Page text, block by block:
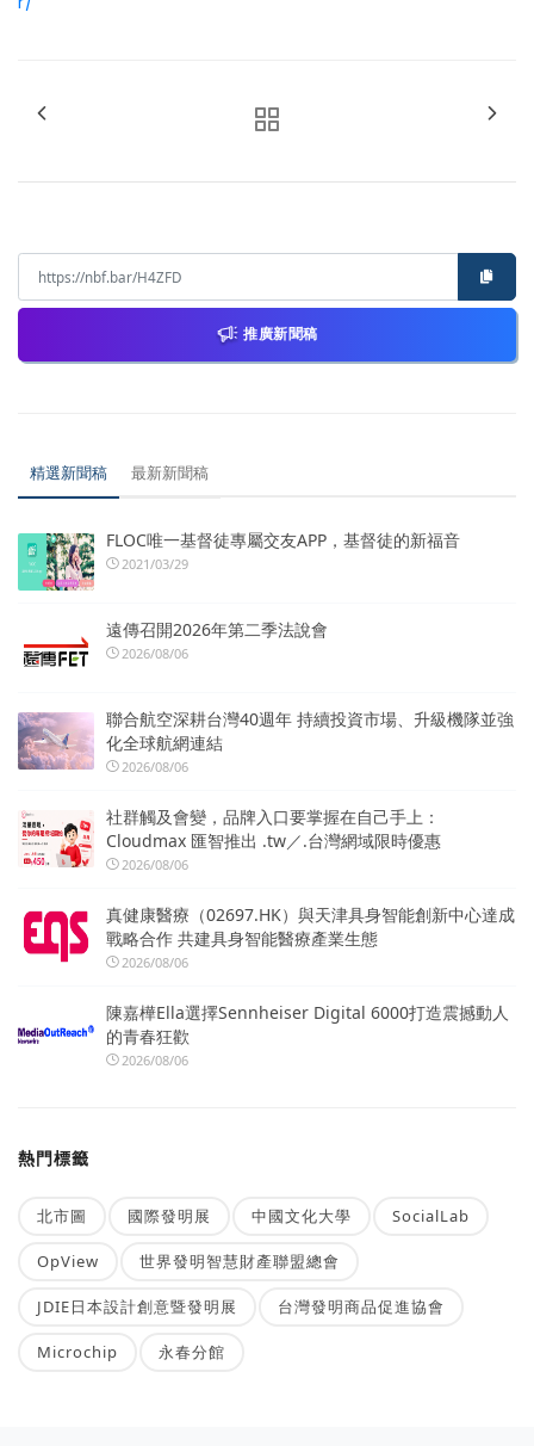
推廣新聞稿
精選新聞稿 最新新聞稿
FLOC唯一基督徒專屬交友APP，基督徒的新福音
2021/03/29
遠傳召開2026年第二季法說會
2026/08/06
聯合航空深耕台灣40週年 持續投資市場、升級機隊並強
化全球航網連結
2026/08/06
社群觸及會變，品牌入口要掌握在自己手上：
Cloudmax 匯智推出 .tw／.台灣網域限時優惠
2026/08/06
真健康醫療（02697.HK）與天津具身智能創新中心達成
戰略合作 共建具身智能醫療產業生態
2026/08/06
陳嘉樺Ella選擇Sennheiser Digital 6000打造震撼動人
的青春狂歡
2026/08/06
熱門標籤
北市圖 國際發明展 中國文化大學 SocialLab
OpView 世界發明智慧財產聯盟總會
JDIE日本設計創意暨發明展 台灣發明商品促進協會
Microchip 永春分館